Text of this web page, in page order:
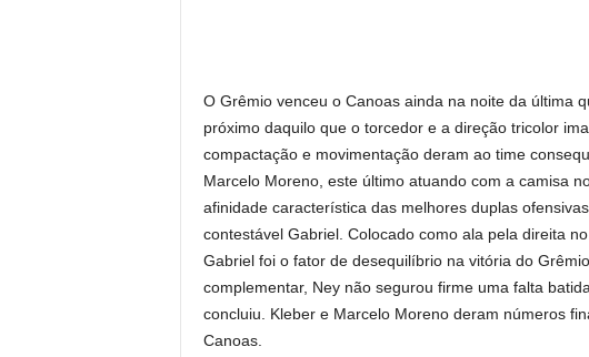
O Grêmio venceu o Canoas ainda na noite da última
próximo daquilo que o torcedor e a direção tricolor
compactação e movimentação deram ao time
Marcelo Moreno, este último atuando com a camisa
afinidade característica das melhores duplas
contestável Gabriel. Colocado como ala pela direita
Gabriel foi o fator de desequilíbrio na vitória do
complementar, Ney não segurou firme uma falta
concluiu. Kleber e Marcelo Moreno deram números
Canoas.